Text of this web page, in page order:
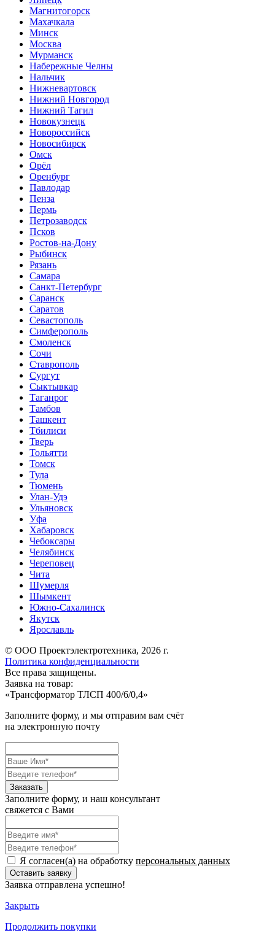
Магнитогорск
Махачкала
Минск
Москва
Мурманск
Набережные Челны
Нальчик
Нижневартовск
Нижний Новгород
Нижний Тагил
Новокузнецк
Новороссийск
Новосибирск
Омск
Орёл
Оренбург
Павлодар
Пенза
Пермь
Петрозаводск
Псков
Ростов-на-Дону
Рыбинск
Рязань
Самара
Санкт-Петербург
Саранск
Саратов
Севастополь
Симферополь
Смоленск
Сочи
Ставрополь
Сургут
Сыктывкар
Таганрог
Тамбов
Ташкент
Тбилиси
Тверь
Тольятти
Томск
Тула
Тюмень
Улан-Удэ
Ульяновск
Уфа
Хабаровск
Чебоксары
Челябинск
Череповец
Чита
Шумерля
Шымкент
Южно-Сахалинск
Якутск
Ярославль
© ООО Проектэлектротехника, 2026 г.
Политика конфиденциальности
Все права защищены.
Заявка на товар:
«Трансформатор ТЛСП 400/6/0,4»
Заполните форму, и мы отправим вам счёт
на электронную почту
Заполните форму, и наш консультант
свяжется с Вами
Я согласен(а) на обработку персональных данных
Заявка отправлена успешно!
Закрыть
Продолжить покупки